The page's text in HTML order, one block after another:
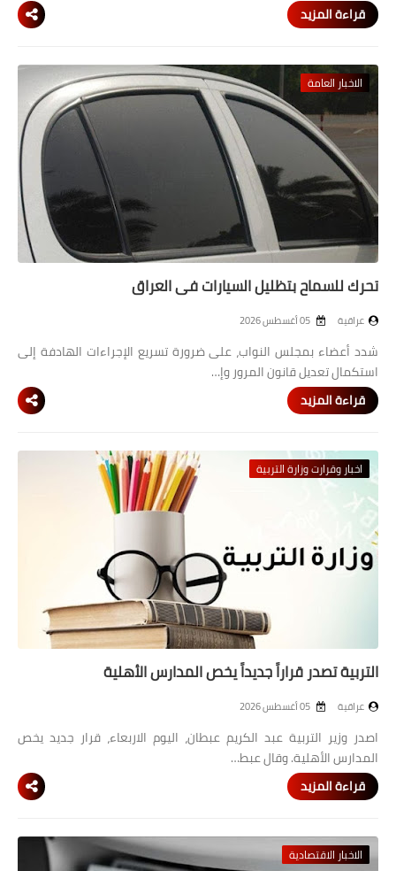
قراءة المزيد
الاخبار العامة
تحرك للسماح بتظليل السيارات في العراق
عراقية
شدد أعضاء بمجلس النواب، على ضرورة تسريع الإجراءات الهادفة إلى
استكمال تعديل قانون المرور وإ…
قراءة المزيد
اخبار وقرارت وزارة التربية
التربية تصدر قراراً جديداً يخص المدارس الأهلية
عراقية
اصدر وزير التربية عبد الكريم عبطان، اليوم الاربعاء، قرار جديد يخص
المدارس الأهلية. وقال عبط…
قراءة المزيد
الاخبار الاقتصادية